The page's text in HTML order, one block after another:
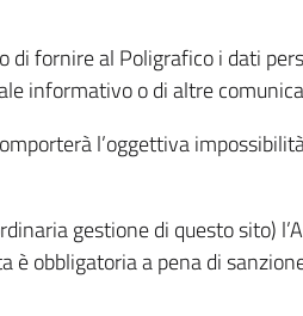
fornire al Poligrafico i dati
informativo o di altre
l’oggettiva
gestione di questo sito)
è obbligatoria a pena di